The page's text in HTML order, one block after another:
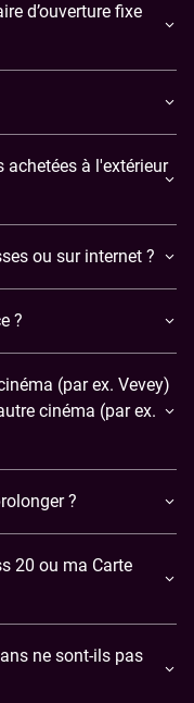
d’ouverture fixe
achetées à l'extérieur
ou sur internet ?
?
(par ex. Vevey)
cinéma (par ex.
?
20 ou ma Carte
ne sont-ils pas